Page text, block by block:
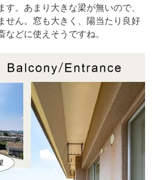
す。あまり大きな梁が無いので、
せん。窓も大きく、陽当たり良好
どに使えそうですね。